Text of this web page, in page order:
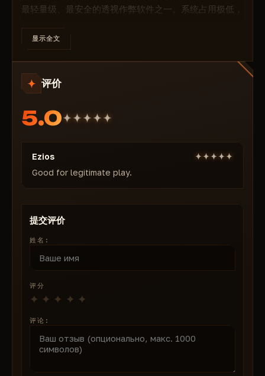
最轻量级、最安全的透视作弊软件之一。系统占用极低，
的 Vanguard 补丁更快。
7 天 — 16 美元
购买 Valorant 版 Memez LITE，每天仅需 4 美元起 →
立即激活，完全不被检测到！
显示全文
评价
5.0
Ezios
Good for legitimate play.
提交评价
姓名:
评分
评论: